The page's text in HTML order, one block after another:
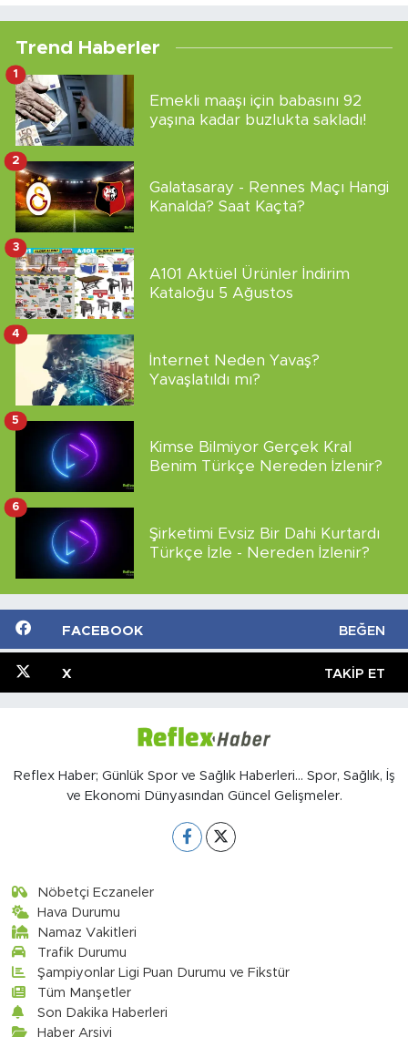
Trend Haberler
Emekli maaşı için babasını 92
yaşına kadar buzlukta sakladı!
1
Galatasaray - Rennes Maçı Hangi
Kanalda? Saat Kaçta?
2
A101 Aktüel Ürünler İndirim
Kataloğu 5 Ağustos
3
İnternet Neden Yavaş?
Yavaşlatıldı mı?
4
Kimse Bilmiyor Gerçek Kral
Benim Türkçe Nereden İzlenir?
5
Şirketimi Evsiz Bir Dahi Kurtardı
Türkçe İzle - Nereden İzlenir?
6
FACEBOOK BEĞEN
X TAKIP ET
Reflex Haber; Günlük Spor ve Sağlık Haberleri... Spor, Sağlık, İş
ve Ekonomi Dünyasından Güncel Gelişmeler.
Nöbetçi Eczaneler
Hava Durumu
Namaz Vakitleri
Trafik Durumu
Şampiyonlar Ligi Puan Durumu ve Fikstür
Tüm Manşetler
Son Dakika Haberleri
Haber Arşivi